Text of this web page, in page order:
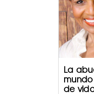
La
mundo
de